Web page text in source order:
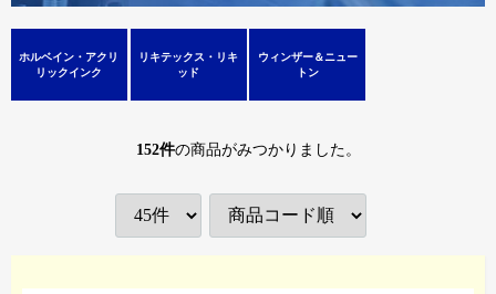
ホルベイン・アクリ
リックインク
リキテックス・リキ
ッド
ウィンザー＆ニュー
トン
152件の商品がみつかりました。